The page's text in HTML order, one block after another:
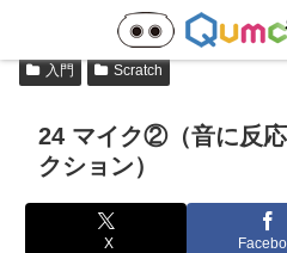
入門 Scratch
24 マイク②（音に反
クション）
X